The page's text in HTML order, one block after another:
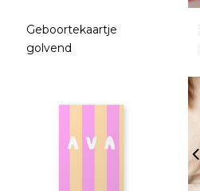
Geboortekaartje
golvend